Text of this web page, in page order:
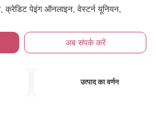
क्रेडिट पेइंग ऑनलाइन, वेस्टर्न यूनियन,
अब संपर्क करें
उत्पाद का वर्णन